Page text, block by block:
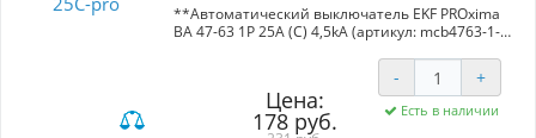
**Автоматический выключатель EKF PROxima
ВА 47-63 1P 25А (С) 4,5kA (артикул: mcb4763-1-
Этот автоматический выключатель
обеспечивает надежную защиту
электрических цепей от перегрузок и коротких
Цена:
178 руб.
- +
Есть в наличии